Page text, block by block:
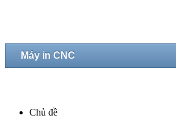
Máy in CNC
Chủ đề